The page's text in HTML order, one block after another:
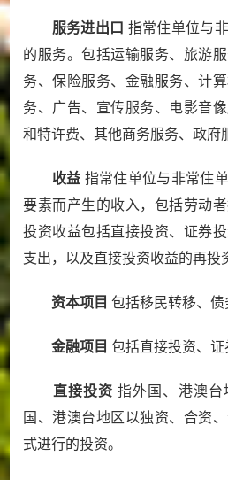
服务进出口 指常住单位与
的服务。包括运输服务、旅游
务、保险服务、金融服务、计
务、广告、宣传服务、电影音
和特许费、其他商务服务、政府
收益 指常住单位与非常住
要素而产生的收入，包括劳动
投资收益包括直接投资、证券
支出，以及直接投资收益的再投
资本项目 包括移民转移、债
金融项目 包括直接投资、证
直接投资 指外国、港澳台
国、港澳台地区以独资、合资
式进行的投资。